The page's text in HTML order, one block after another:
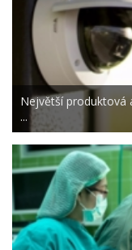
Největší produktová
...